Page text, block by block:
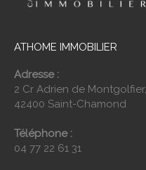
ATHOME IMMOBILIER
Adresse :
2 Cr Adrien de Montgolfier,
42400 Saint-Chamond
Téléphone :
04 77 22 61 31